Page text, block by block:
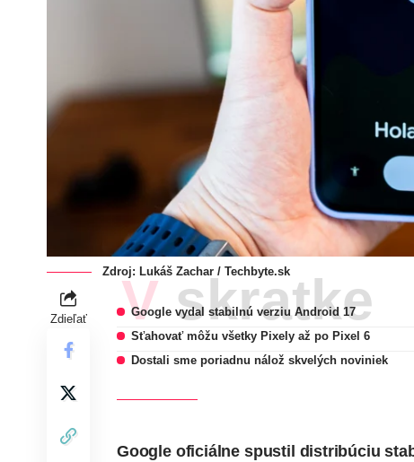
Zdroj: Lukáš Zachar / Techbyte.sk
Zdieľať V skratke
Google vydal stabilnú verziu Android 17
Sťahovať môžu všetky Pixely až po Pixel 6
Dostali sme poriadnu nálož skvelých noviniek
Google oficiálne spustil distribúciu